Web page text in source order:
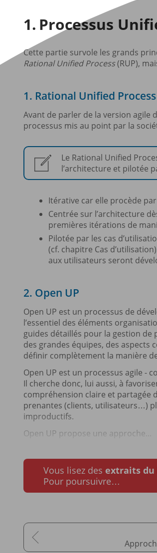
Processus
Cette partie survole les grands
Rational Unified Process(RUP),
1. Rational Unified Process
Avant de parler de la version agile
processus mis au point par la
Le Rational Unified
l’architecture et pilotée
Itérative car elle procède
Centrée sur l’architecture
premières itérations de
Pilotée par les cas
(cf. chapitre Cas
aux utilisateurs seront
2. Open UP
Open UP est un processus de
l’essentiel des éléments
guides détaillés pour la gestion
des grandes équipes, des
définir complètement la manière
Open UP est un processus agile -
Il cherche donc, lui aussi, à
compréhension claire et partagée
prenantes (clients, utilisateurs…)
improductifs.
Open UP propose une approche...
Vous lisez des extraits du
Pour poursuivre…